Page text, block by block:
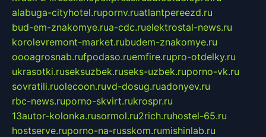
alabuga-cityhotel.rupornv.ruatlantpereezd.ru
bud-em-znakomye.rua-cdc.ruelektrostal-news.ru
korolevremont-market.rubudem-znakomye.ru
oooagrosnab.rufpodaso.ruemfire.rupro-otdelky.ru
ukrasotki.ruseksuzbek.ruseks-uzbek.ruporno-vk.ru
sovratili.ruolecoon.ruvd-dosug.ruadonyev.ru
rbc-news.ruporno-skvirt.rukrospr.ru
13autor-kolonka.rusormol.ru2rich.ruhostel-65.ru
hostserve.ruporno-na-russkom.rumishinlab.ru